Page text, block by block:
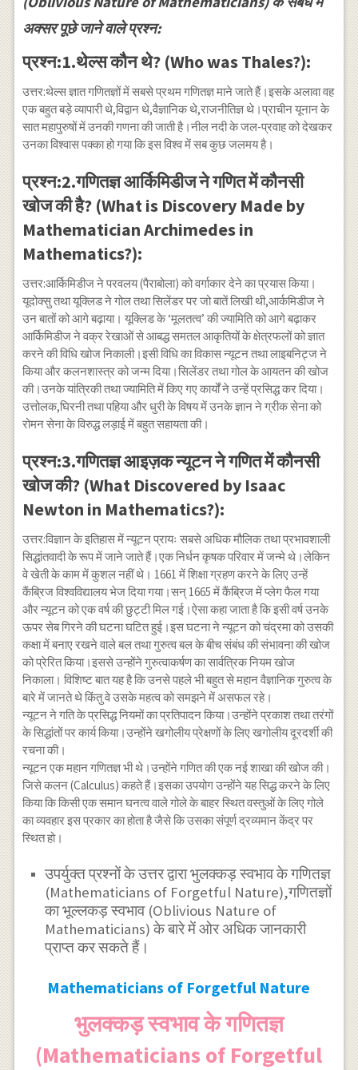
अक्सर पूछे जाने वाले प्रश्न:
प्रश्न:1.थेल्स कौन थे? (Who was Thales?):
उत्तर:थेल्स ज्ञात गणितज्ञों में सबसे प्रथम गणितज्ञ माने जाते हैं।इसके अलावा वह
एक बहुत बड़े व्यापारी थे,विद्वान थे,वैज्ञानिक थे,राजनीतिज्ञ थे।प्राचीन यूनान के
सात महापुरुषों में उनकी गणना की जाती है।नील नदी के जल-प्रवाह को देखकर
उनका विश्वास पक्का हो गया कि इस विश्व में सब कुछ जलमय है।
प्रश्न:2.गणितज्ञ आर्किमिडीज ने गणित में कौनसी
खोज की है? (What is Discovery Made by
Mathematician Archimedes in
Mathematics?):
उत्तर:आर्किमिडीज ने परवलय (पैराबोला) को वर्गाकार देने का प्रयास किया।
यूदोक्सु तथा यूक्लिड ने गोल तथा सिलेंडर पर जो बातें लिखी थी,आर्कमिडीज ने
उन बातों को आगे बढ़ाया। यूक्लिड के ‘मूलतत्व’ की ज्यामिति को आगे बढ़ाकर
आर्किमिडीज ने वक्र रेखाओं से आबद्ध समतल आकृतियों के क्षेत्रफलों को ज्ञात
करने की विधि खोज निकाली।इसी विधि का विकास न्यूटन तथा लाइबनिट्ज ने
किया और कलनशास्त्र को जन्म दिया।सिलेंडर तथा गोल के आयतन की खोज
की।उनके यांत्रिकी तथा ज्यामिति में किए गए कार्यों ने उन्हें प्रसिद्ध कर दिया।
उत्तोलक,घिरनी तथा पहिया और धुरी के विषय में उनके ज्ञान ने ग्रीक सेना को
रोमन सेना के विरुद्ध लड़ाई में बहुत सहायता की।
प्रश्न:3.गणितज्ञ आइज़क न्यूटन ने गणित में कौनसी
खोज की? (What Discovered by Isaac
Newton in Mathematics?):
उत्तर:विज्ञान के इतिहास में न्यूटन प्रायः सबसे अधिक मौलिक तथा प्रभावशाली
सिद्धांतवादी के रूप में जाने जाते हैं।एक निर्धन कृषक परिवार में जन्मे थे।लेकिन
वे खेती के काम में कुशल नहीं थे। 1661 में शिक्षा ग्रहण करने के लिए उन्हें
कैंब्रिज विश्वविद्यालय भेज दिया गया।सन् 1665 में कैंब्रिज में प्लेग फैल गया
और न्यूटन को एक वर्ष की छुट्टी मिल गई।ऐसा कहा जाता है कि इसी वर्ष उनके
ऊपर सेब गिरने की घटना घटित हुई।इस घटना ने न्यूटन को चंद्रमा को उसकी
कक्षा में बनाए रखने वाले बल तथा गुरुत्व बल के बीच संबंध की संभावना की खोज
को प्रेरित किया।इससे उन्होंने गुरुत्वाकर्षण का सार्वत्रिक नियम खोज
निकाला। विशिष्ट बात यह है कि उनसे पहले भी बहुत से महान वैज्ञानिक गुरुत्व के
बारे में जानते थे किंतु वे उसके महत्व को समझने में असफल रहे।
न्यूटन ने गति के प्रसिद्ध नियमों का प्रतिपादन किया।उन्होंने प्रकाश तथा तरंगों
के सिद्धांतों पर कार्य किया।उन्होंने खगोलीय प्रेक्षणों के लिए खगोलीय दूरदर्शी की
रचना की।
न्यूटन एक महान गणितज्ञ भी थे।उन्होंने गणित की एक नई शाखा की खोज की।
जिसे कलन (Calculus) कहते हैं।इसका उपयोग उन्होंने यह सिद्ध करने के लिए
किया कि किसी एक समान घनत्व वाले गोले के बाहर स्थित वस्तुओं के लिए गोले
का व्यवहार इस प्रकार का होता है जैसे कि उसका संपूर्ण द्रव्यमान केंद्र पर
स्थित हो।
उपर्युक्त प्रश्नों के उत्तर द्वारा भुलक्कड़ स्वभाव के गणितज्ञ
(Mathematicians of Forgetful Nature),गणितज्ञों
का भूल्लकड़ स्वभाव (Oblivious Nature of
Mathematicians) के बारे में ओर अधिक जानकारी
प्राप्त कर सकते हैं।
Mathematicians of Forgetful Nature
भुलक्कड़ स्वभाव के गणितज्ञ
(Mathematicians of Forgetful